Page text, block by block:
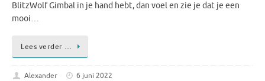
BlitzWolf Gimbal in je hand hebt, dan voel en zie je dat je een
mooi…
Lees verder …
Alexander
6 juni 2022